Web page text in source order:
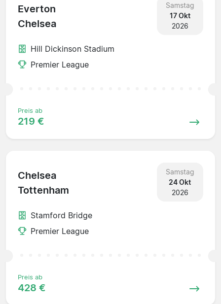
Everton
Chelsea
Samstag
17 Okt
2026
Hill Dickinson Stadium
Premier League
Preis ab
219 €
Chelsea
Tottenham
Samstag
24 Okt
2026
Stamford Bridge
Premier League
Preis ab
428 €